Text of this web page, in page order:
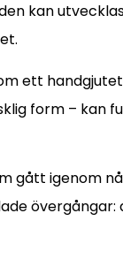
kan
ett
form – kan
gått igenom